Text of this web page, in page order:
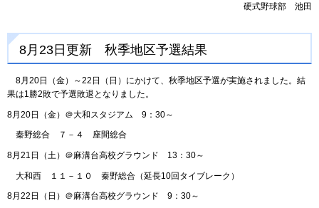
硬式野球部 池田
8月23日更新 秋季地区予選結果
8月20日（金）～22日（日）にかけて、秋季地区予選が実施されました。結
果は1勝2敗で予選敗退となりました。
8月20日（金）＠大和スタジアム 9：30～
秦野総合 ７－４ 座間総合
8月21日（土）＠麻溝台高校グラウンド 13：30～
大和西 １１－１０ 秦野総合（延長10回タイブレーク）
8月22日（日）＠麻溝台高校グラウンド 9：30～